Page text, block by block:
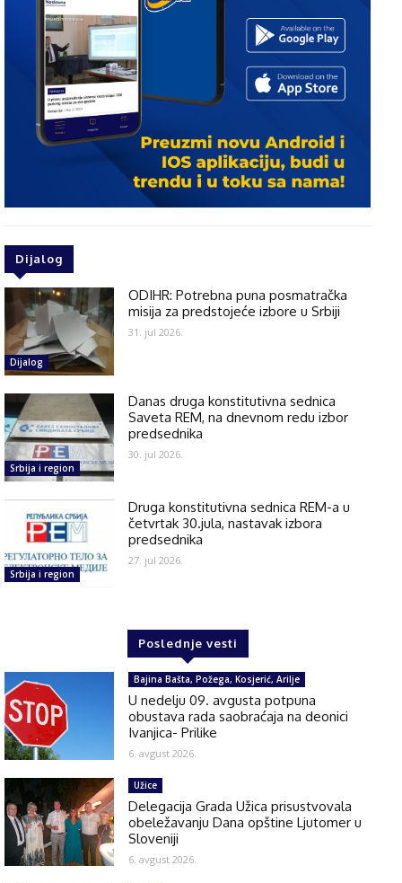
Dijalog
Dijalog
ODIHR: Potrebna puna posmatračka
misija za predstojeće izbore u Srbiji
31. jul 2026.
Srbija i region
Danas druga konstitutivna sednica
Saveta REM, na dnevnom redu izbor
predsednika
30. jul 2026.
Srbija i region
Druga konstitutivna sednica REM-a u
četvrtak 30.jula, nastavak izbora
predsednika
27. jul 2026.
Poslednje vesti
Bajina Bašta, Požega, Kosjerić, Arilje
U nedelju 09. avgusta potpuna
obustava rada saobraćaja na deonici
Ivanjica- Prilike
6. avgust 2026.
Užice
Delegacija Grada Užica prisustvovala
obeležavanju Dana opštine Ljutomer u
Sloveniji
6. avgust 2026.